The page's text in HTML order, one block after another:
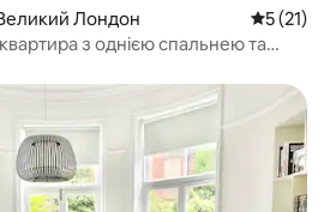
Великий Лондон Середня
5 (21)
з однією спальнею та